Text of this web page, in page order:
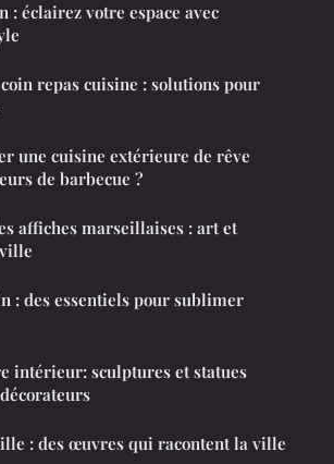
: éclairez votre espace avec
repas cuisine : solutions pour
une cuisine extérieure de rêve
de barbecue ?
affiches marseillaises : art et
: des essentiels pour sublimer
intérieur: sculptures et statues
: des œuvres qui racontent la ville